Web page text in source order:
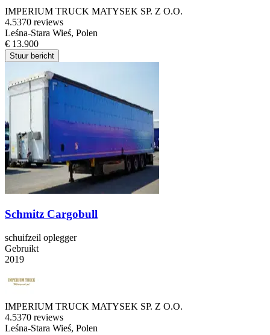
IMPERIUM TRUCK MATYSEK SP. Z O.O.
4.5370 reviews
Leśna-Stara Wieś, Polen
€ 13.900
Stuur bericht
Schmitz Cargobull
schuifzeil oplegger
Gebruikt
2019
IMPERIUM TRUCK MATYSEK SP. Z O.O.
4.5370 reviews
Leśna-Stara Wieś, Polen